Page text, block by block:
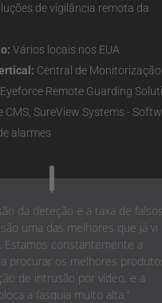
de vigilância remota da
Vários locais nos EUA
Central de Monitorização
Eyeforce Remote Guarding
CMS, SureView Systems -
alarmes
da deteção e a taxa de falsos
uma das melhores que já vi
Estamos constantemente a
procurar os melhores
de intrusão por vídeo, e a
a fasquia muito alta."